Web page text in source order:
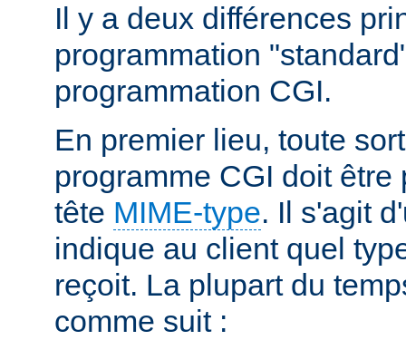
Il y a deux différences
programmation
programmation CGI.
En premier lieu, toute
programme CGI doit être
tête MIME-type. Il s'agit
indique au client quel
reçoit. La plupart du
comme suit :